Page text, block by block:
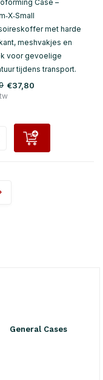
Case –
met harde
meshvakjes en
voor gevoelige
tijdens transport.
€37,80
General Cases